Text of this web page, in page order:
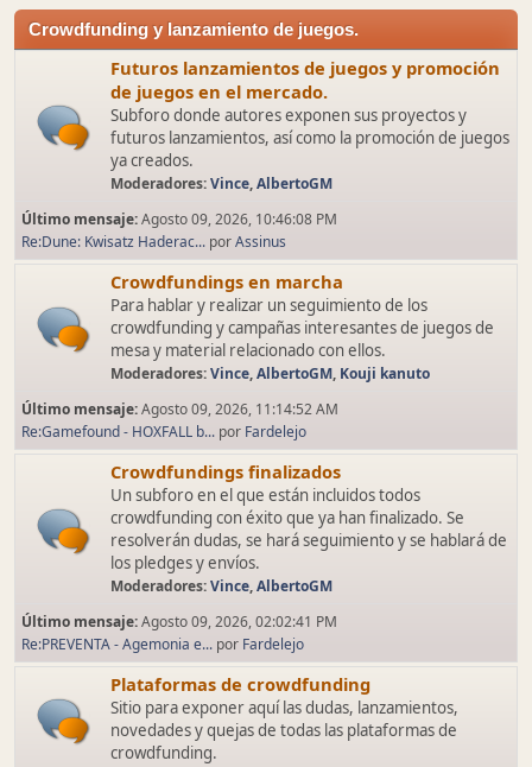
Crowdfunding y lanzamiento de juegos.
Futuros lanzamientos de juegos y promoción
de juegos en el mercado.
Subforo donde autores exponen sus proyectos y
futuros lanzamientos, así como la promoción de juegos
ya creados.
Moderadores:Vince,AlbertoGM
Último mensaje:Agosto 09, 2026, 10:46:08 PM
Re:Dune: Kwisatz Haderac... porAssinus
Crowdfundings en marcha
Para hablar y realizar un seguimiento de los
crowdfunding y campañas interesantes de juegos de
mesa y material relacionado con ellos.
Moderadores:Vince,AlbertoGM, Kouji kanuto
Último mensaje:Agosto 09, 2026, 11:14:52 AM
Re:Gamefound - HOXFALL b... por Fardelejo
Crowdfundings finalizados
Un subforo en el que están incluidos todos
crowdfunding con éxito que ya han finalizado. Se
resolverán dudas, se hará seguimiento y se hablará de
los pledges y envíos.
Moderadores:Vince,AlbertoGM
Último mensaje:Agosto 09, 2026, 02:02:41 PM
Re:PREVENTA - Agemonia e... por Fardelejo
Plataformas de crowdfunding
Sitio para exponer aquí las dudas, lanzamientos,
novedades y quejas de todas las plataformas de
crowdfunding.